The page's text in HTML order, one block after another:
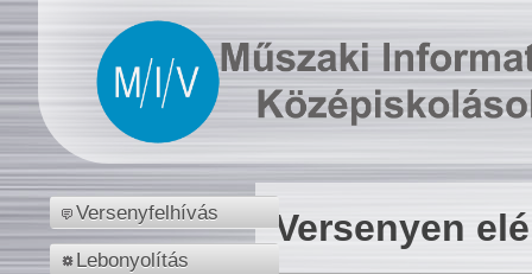
Versenyfelhívás
Lebonyolítás
Versenyen